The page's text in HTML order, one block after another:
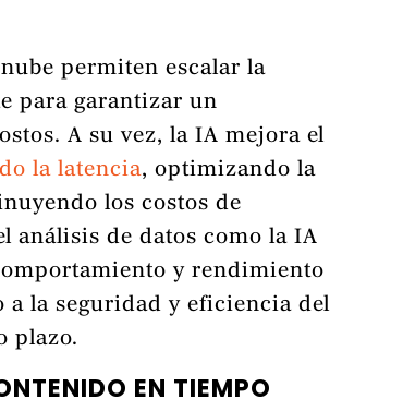
permiten escalar la
para garantizar un
A su vez, la IA mejora el
la latencia, optimizando la
los costos de
análisis de datos como la IA
y rendimiento
a la seguridad y eficiencia del
plazo.
EN TIEMPO